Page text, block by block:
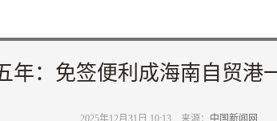
年：免签便利成海南自贸港
2025年12月31日 10:13 来源： 中国新闻网